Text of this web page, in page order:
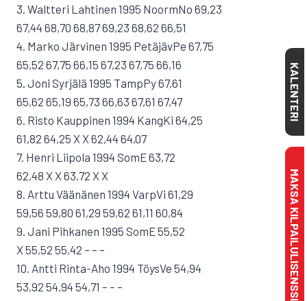
3. Waltteri Lahtinen 1995 NoormNo 69,23
67,44 68,70 68,87 69,23 68,62 66,51
4. Marko Järvinen 1995 PetäjävPe 67,75
65,52 67,75 66,15 67,23 67,75 66,16
5. Joni Syrjälä 1995 TampPy 67,61
65,62 65,19 65,73 66,63 67,61 67,47
6. Risto Kauppinen 1994 KangKi 64,25
61,82 64,25 X X 62,44 64,07
7. Henri Liipola 1994 SomE 63,72
62,48 X X 63,72 X X
8. Arttu Väänänen 1994 VarpVi 61,29
59,56 59,80 61,29 59,62 61,11 60,84
9. Jani Pihkanen 1995 SomE 55,52
X 55,52 55,42 – – –
10. Antti Rinta-Aho 1994 TöysVe 54,94
53,92 54,94 54,71 – – –
KALENTERI
MAKSA KILPAILULISENSSI